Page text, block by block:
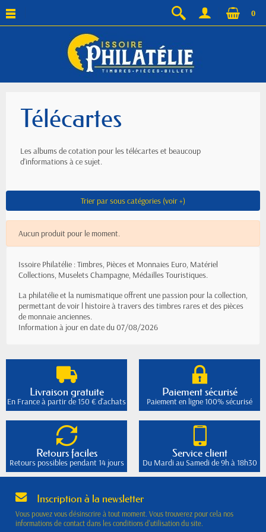
0
Télécartes
Les albums de cotation pour les télécartes et beaucoup
d'informations à ce sujet.
Trier par sous catégories (voir +)
Aucun produit pour le moment.
Issoire Philatélie : Timbres, Pièces et Monnaies Euro, Matériel
Collections, Muselets Champagne, Médailles Touristiques.
La philatélie et la numismatique offrent une passion pour la collection,
permettant de voir l histoire à travers des timbres rares et des pièces
de monnaie anciennes.
Information à jour en date du 07/08/2026
Livraison gratuite
En France à partir de 150 € d'achats
Paiement sécurisé
Paiement en ligne 100% sécurisé
Retours faciles
Retours possibles pendant 14 jours
Service client
Du Mardi au Samedi de 9h à 18h30
Inscription à la newsletter
Vous pouvez vous désinscrire à tout moment. Vous trouverez pour cela nos
informations de contact dans les conditions d'utilisation du site.